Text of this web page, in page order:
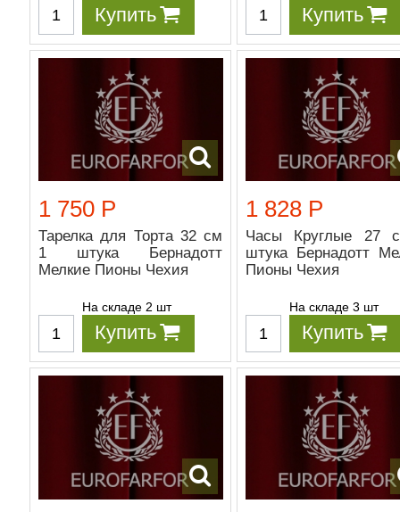
Купить Купить
1 750 Р
Тарелка для Торта 32 см
1 штука Бернадотт
Мелкие Пионы Чехия
На складе 2 шт
Купить
1 828 Р
Часы Круглые 27
штука Бернадотт
Пионы Чехия
На складе 3 шт
Купить